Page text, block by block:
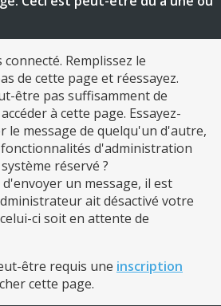
Remplissez le
de cette page et réessayez.
être pas suffisamment de
à cette page. Essayez-
le message de quelqu'un d'autre,
fonctionnalités d'administration
réservé ?
d'envoyer un message, il est
ait désactivé votre
ci soit en attente de
être requis une inscription
cette page.